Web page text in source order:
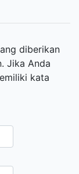
diberikan
Jika Anda
kata